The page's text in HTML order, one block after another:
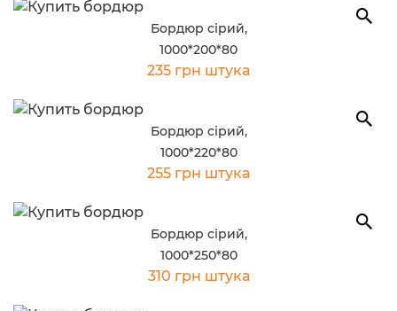
Бордюр сірий,
1000*200*80
235 грн штука
Бордюр сірий,
1000*220*80
255 грн штука
Бордюр сірий,
1000*250*80
310 грн штука